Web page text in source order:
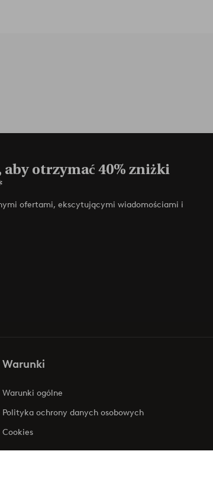
aby otrzymać 40% zniżki
ofertami, ekscytującymi wiadomościami i
Warunki
Warunki ogólne
Polityka ochrony danych osobowych
Cookies